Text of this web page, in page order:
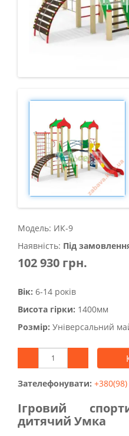
Модель: ИК-9
Наявність: Під
102 930 грн.
Вік: 6-14 років
Висота гірки: 1400мм
Розмір: Універсальний
Зателефонувати:
Ігровий
дитячий Умка